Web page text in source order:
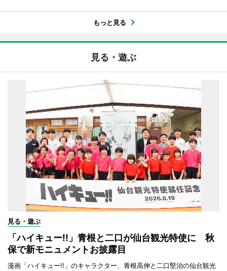
もっと見る
見る・遊ぶ
見る・遊ぶ
「ハイキュー!!」青根と二口が仙台観光特使に 秋
保で新モニュメントお披露目
漫画「ハイキュー!!」のキャラクター、青根高伸と二口堅治の仙台観光